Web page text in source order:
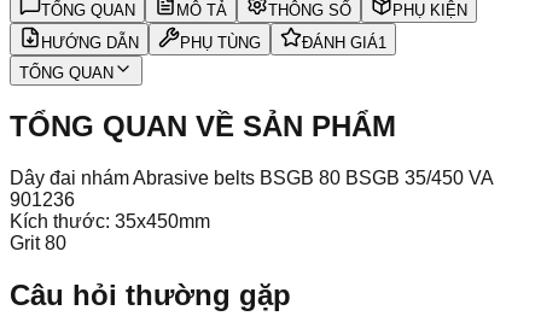
TỔNG QUAN MÔ TẢ THÔNG SỐ
PHỤ KIỆN
HƯỚNG DẪN
PHỤ TÙNG ĐÁNH GIÁ1
TỔNG QUAN
TỔNG QUAN VỀ SẢN PHẨM
Dây đai nhám Abrasive belts BSGB 80 BSGB 35/450 VA
901236
Kích thước: 35x450mm
Grit 80
Câu hỏi thường gặp